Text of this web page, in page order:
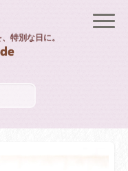
特別な日に。